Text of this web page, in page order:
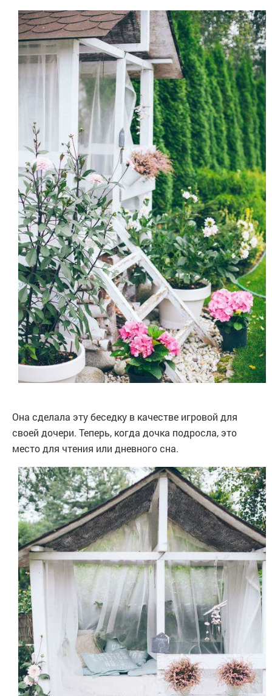
Она сделала эту беседку в качестве игровой для
своей дочери. Теперь, когда дочка подросла, это
место для чтения или дневного сна.